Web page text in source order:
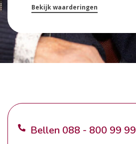
Bekijk waarderingen
Bellen 088 - 800 99 99